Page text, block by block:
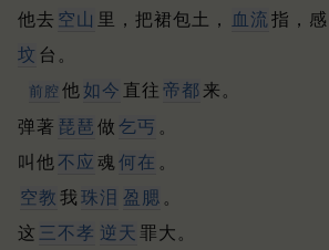
他去 空山 里，把裙包土， 血流 指，感
坟 台。
前腔 他如今 直往 帝都 来。
弹著 琵琶 做 乞丐 。
叫他 不应 魂 何在 。
空教 我 珠泪 盈腮 。
这 三不孝 逆天 罪大。